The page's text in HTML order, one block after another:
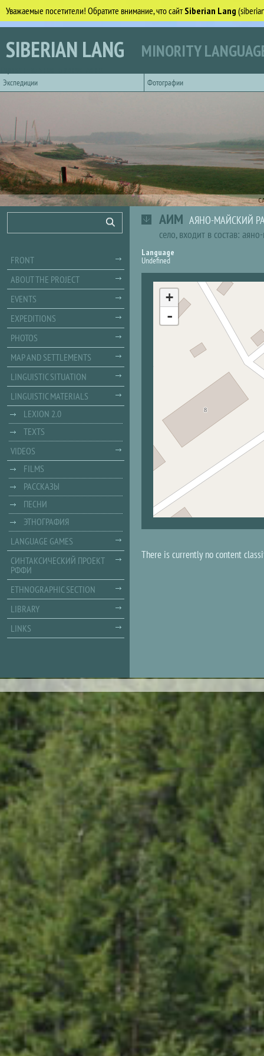
Уважаемые посетители! Обратите внимание, что сайтSiberian Lang
Skip to main content
SIBERIAN LANG MINORITY
Экспедиции
Фотографии
АИМ АЯНО-МАЙСКИЙ
село,входит в состав:
Language
Undefined
+
-
There is currently no content
Search
FRONT
ABOUT THE PROJECT
EVENTS
EXPEDITIONS
PHOTOS
MAP AND SETTLEMENTS
LINGUISTIC SITUATION
LINGUISTIC MATERIALS
LEXION 2.0
TEXTS
VIDEOS
FILMS
РАССКАЗЫ
ПЕСНИ
ЭТНОГРАФИЯ
LANGUAGE GAMES
СИНТАКСИЧЕСКИЙ ПРОЕКТ
РФФИ
ETHNOGRAPHIC SECTION
LIBRARY
LINKS